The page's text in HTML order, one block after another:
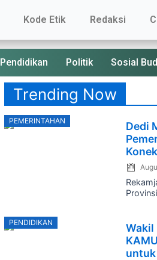
Kode Etik Redaksi
Pendidikan Politik Sosial
Trending Now
PEMERINTAHAN
Dedi
on
PENDIDIKAN
Wakil
untuk
on